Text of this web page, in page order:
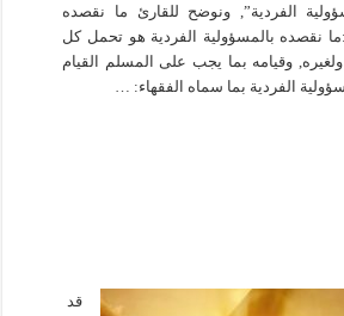
الفردية”, ونوضح للقارئ ما نقصده
نقصده بالمسؤولية الفردية هو تحمل كل
وقيامه بما يجب على المسلم القيام
الفردية بما سماه الفقهاء: …
قد